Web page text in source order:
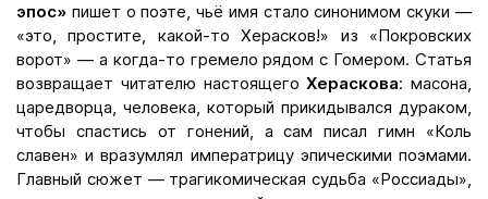
эпос» пишет о поэте, чьё имя стало синонимом скуки —
«это, простите, какой-то Херасков!» из «Покровских
ворот» — а когда-то гремело рядом с Гомером. Статья
возвращает читателю настоящегоХераскова: масона,
царедворца, человека, который прикидывался дураком,
чтобы спастись от гонений, а сам писал гимн «Коль
славен» и вразумлял императрицу эпическими поэмами.
Главный сюжет — трагикомическая судьба «Россиады»,